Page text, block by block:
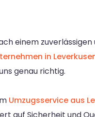
einem
in
genau richtig.
Umzugsservice aus
auf Sicherheit und